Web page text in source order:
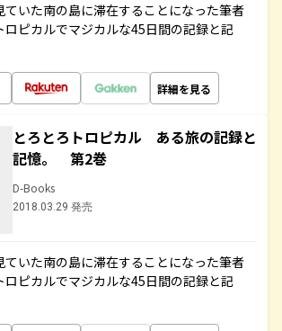
ていた南の島に滞在することになった筆者
ロピカルでマジカルな45日間の記録と記
詳細を見る
とろとろトロピカル ある旅の記録と
記憶。 第2巻
D-Books
2018.03.29 発売
ていた南の島に滞在することになった筆者
ロピカルでマジカルな45日間の記録と記